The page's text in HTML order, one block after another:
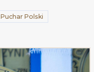
Puchar Polski